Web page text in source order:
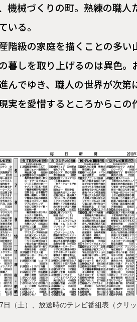
機械づくりの町。熟練の職人
いる。
階級の家庭を描くことの多い
暮しを取り上げるのは異色。
んでゆき、職人の世界が次第
実を愛惜するところからこの
（土）、放送時のテレビ番組表（クリ